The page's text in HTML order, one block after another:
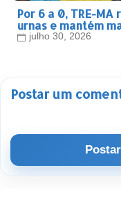
Por 6 a 0, TRE-
urnas e mantém
julho 30, 2026
Postar um